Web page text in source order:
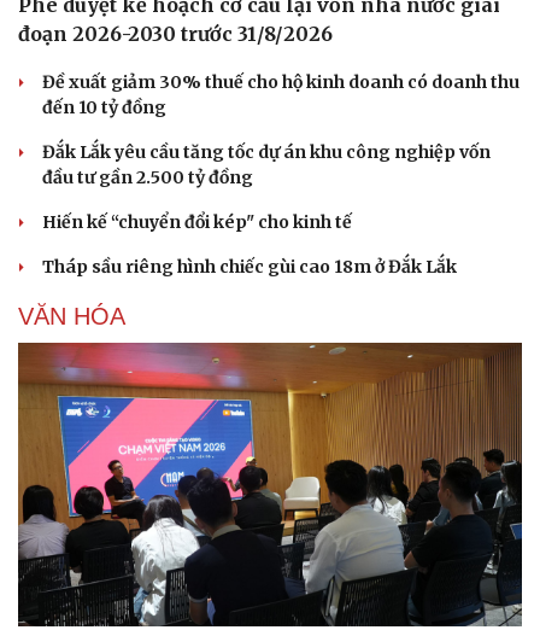
đoạn 2026-2030 trước 31/8/2026
Đề xuất giảm 30% thuế cho hộ kinh doanh có doanh thu
đến 10 tỷ đồng
Đắk Lắk yêu cầu tăng tốc dự án khu công nghiệp vốn
đầu tư gần 2.500 tỷ đồng
Hiến kế “chuyển đổi kép" cho kinh tế
Tháp sầu riêng hình chiếc gùi cao 18m ở Đắk Lắk
VĂN HÓA